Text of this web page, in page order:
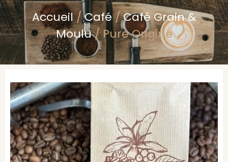
Accueil/Café/Café Grain &
Moulu/ Pure Origine